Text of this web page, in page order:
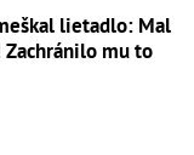
lietadlo: Mal
mu to